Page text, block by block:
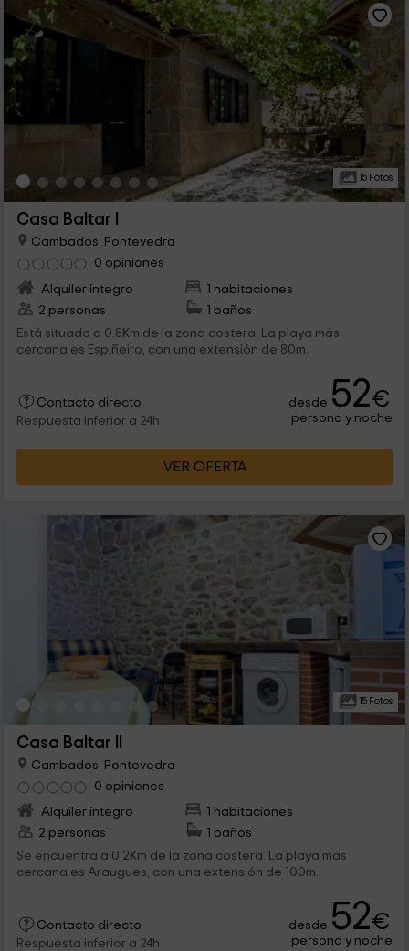
15 Fotos
Casa Baltar I
Cambados, Pontevedra
0 opiniones
Alquiler íntegro
1 habitaciones
2 personas
1 baños
Está situado a 0.8Km de la zona costera. La playa más
cercana es Espiñeiro, con una extensión de 80m.
Contacto directo
Respuesta inferior a 24h
desde 52€
persona y noche
VER OFERTA
15 Fotos
Casa Baltar II
Cambados, Pontevedra
0 opiniones
Alquiler íntegro
1 habitaciones
2 personas
1 baños
Se encuentra a 0.2Km de la zona costera. La playa más
cercana es Araugues, con una extensión de 100m.
Contacto directo
Respuesta inferior a 24h
desde 52€
persona y noche